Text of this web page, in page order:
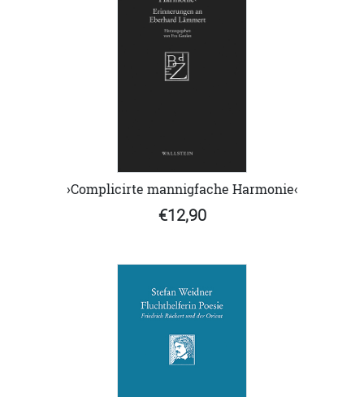
›Complicirte mannigfache Harmonie‹
€12,90